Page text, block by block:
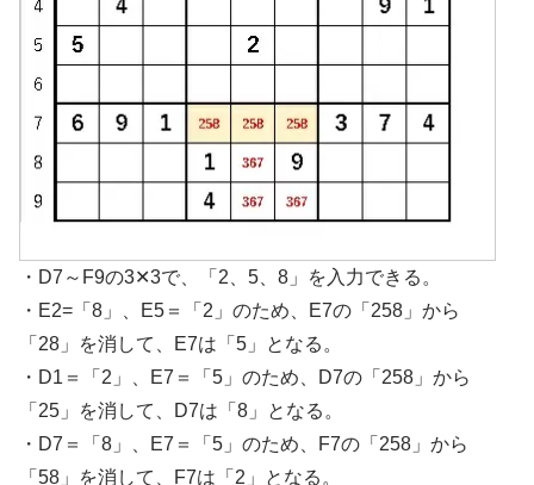
・D7～F9の3✕3で、「2、5、8」を入力できる。
・E2=「8」、E5＝「2」のため、E7の「258」から
「28」を消して、E7は「5」となる。
・D1＝「2」、E7＝「5」のため、D7の「258」から
「25」を消して、D7は「8」となる。
・D7＝「8」、E7＝「5」のため、F7の「258」から
「58」を消して、F7は「2」となる。